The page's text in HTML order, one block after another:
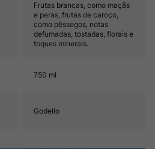
Frutas brancas, como maçãs
e peras, frutas de caroço,
como pêssegos, notas
defumadas, tostadas, florais e
toques minerais.
750 ml
Godello